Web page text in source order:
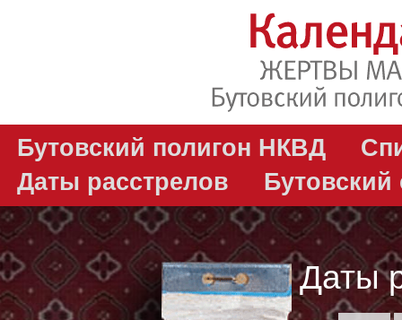
Бутовский полигон НКВД
Даты расстрелов
Бутовский
Даты